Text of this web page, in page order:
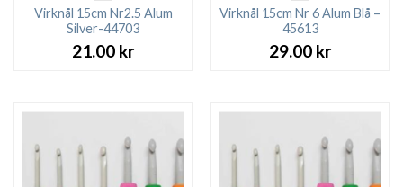
Virknål 15cm Nr2.5 Alum
Silver-44703
21.00 kr
Virknål 15cm Nr 6 Alum Blå –
45613
29.00 kr